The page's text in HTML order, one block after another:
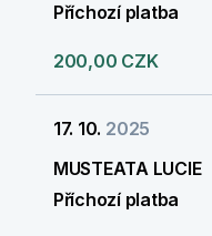
Příchozí platba
200,00 CZK
17. 10. 2025
MUSTEATA LUCIE
Příchozí platba